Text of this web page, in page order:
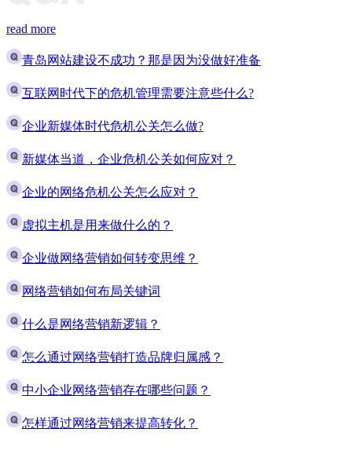
read more
青岛网站建设不成功？那是因为没做好准备
互联网时代下的危机管理需要注意些什么?
企业新媒体时代危机公关怎么做?
新媒体当道，企业危机公关如何应对？
企业的网络危机公关怎么应对？
虚拟主机是用来做什么的？
企业做网络营销如何转变思维？
网络营销如何布局关键词
什么是网络营销新逻辑？
怎么通过网络营销打造品牌归属感？
中小企业网络营销存在哪些问题？
怎样通过网络营销来提高转化？